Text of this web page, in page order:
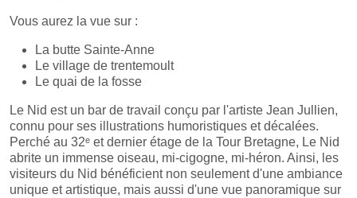
Vous aurez la vue sur :
La butte Sainte-Anne
Le village de trentemoult
Le quai de la fosse
Le Nid est un bar de travail conçu par l'artiste Jean Jullien,
connu pour ses illustrations humoristiques et décalées.
Perché au 32ᵉ et dernier étage de la Tour Bretagne, Le Nid
abrite un immense oiseau, mi-cigogne, mi-héron. Ainsi, les
visiteurs du Nid bénéficient non seulement d'une ambiance
unique et artistique, mais aussi d'une vue panoramique sur